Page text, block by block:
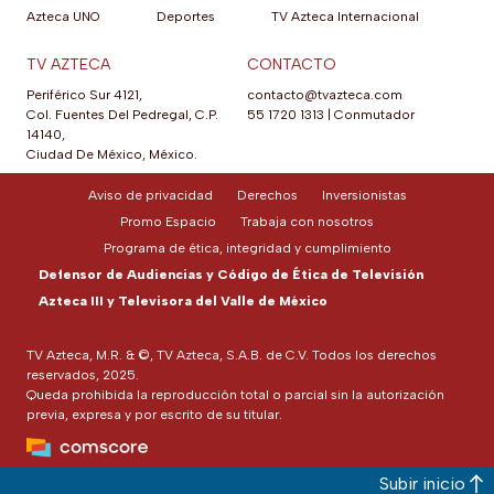
Azteca UNO
Deportes
TV Azteca Internacional
TV AZTECA
Periférico Sur 4121,
Col. Fuentes Del Pedregal, C.P.
14140,
Ciudad De México, México.
CONTACTO
contacto@tvazteca.com
55 1720 1313
Conmutador
TV Azteca, M.R. & ©, TV Azteca, S.A.B. de C.V. Todos los derechos
reservados, 2025.
Queda prohibida la reproducción total o parcial sin la autorización
previa, expresa y por escrito de su titular.
Aviso de privacidad Derechos
Inversionistas
Promo Espacio
Trabaja con nosotros
Programa de ética, integridad y cumplimiento
Defensor de Audiencias y Código de Ética de Televisión
Azteca III y Televisora del Valle de México
Subir inicio